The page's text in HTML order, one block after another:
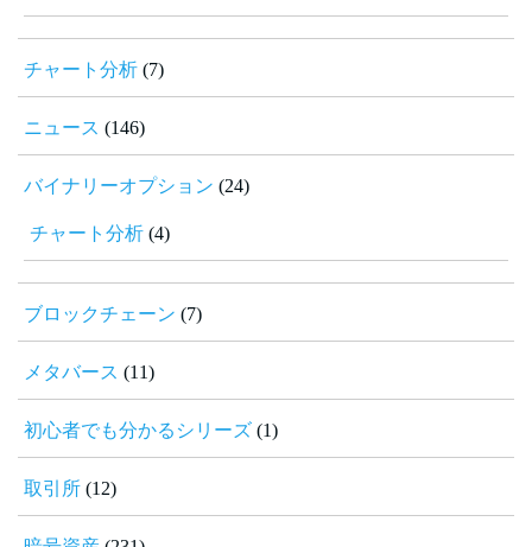
チャート分析 (7)
ニュース (146)
バイナリーオプション (24)
チャート分析 (4)
ブロックチェーン (7)
メタバース (11)
初心者でも分かるシリーズ (1)
取引所 (12)